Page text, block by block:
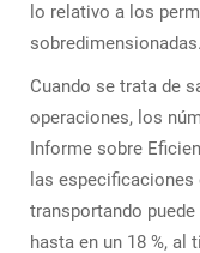
lo relativo a los
sobredimensionadas.
Cuando se trata de
operaciones, los
Informe sobre
las
transportando
hasta en un 18 %,